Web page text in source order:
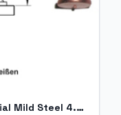
PT Threaded stud M5x8 Material Mild Steel 4.8 acc. EN ISO 13918